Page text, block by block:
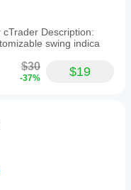
Description:
swing indica
$30
-37% $19